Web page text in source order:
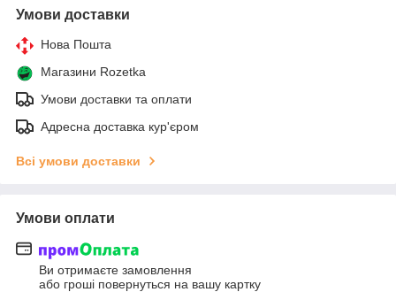
Умови доставки
Нова Пошта
Магазини Rozetka
Умови доставки та оплати
Адресна доставка кур'єром
Всі умови доставки
Умови оплати
Ви отримаєте замовлення
або гроші повернуться на вашу картку